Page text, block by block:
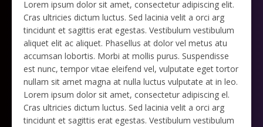
Lorem ipsum dolor sit amet, consectetur adipiscing elit.
Cras ultricies dictum luctus. Sed lacinia velit a orci arg
tincidunt et sagittis erat egestas. Vestibulum vestibulum
aliquet elit ac aliquet. Phasellus at dolor vel metus atu
accumsan lobortis. Morbi at mollis purus. Suspendisse
est nunc, tempor vitae eleifend vel, vulputate eget tortor
nullam sit amet magna at nulla luctus vulputate at in leo.
Lorem ipsum dolor sit amet, consectetur adipiscing el.
Cras ultricies dictum luctus. Sed lacinia velit a orci arg
tincidunt et sagittis erat egestas. Vestibulum vestibulum